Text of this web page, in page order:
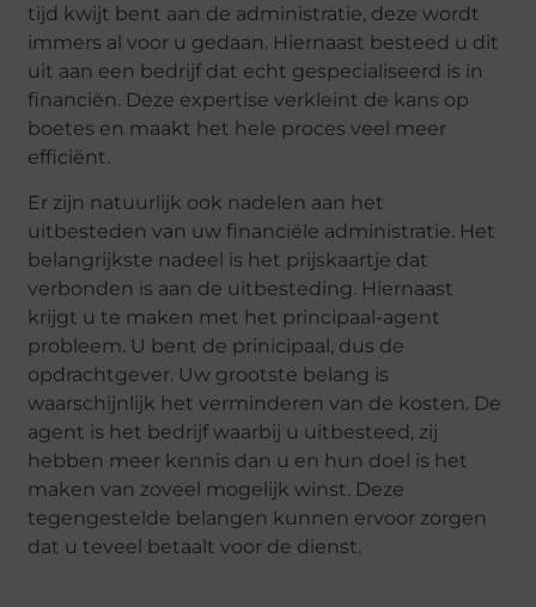
tijd kwijt bent aan de administratie, deze wordt
immers al voor u gedaan. Hiernaast besteed u dit
uit aan een bedrijf dat echt gespecialiseerd is in
financiën. Deze expertise verkleint de kans op
boetes en maakt het hele proces veel meer
efficiënt.
Er zijn natuurlijk ook nadelen aan het
uitbesteden van uw financiële administratie. Het
belangrijkste nadeel is het prijskaartje dat
verbonden is aan de uitbesteding. Hiernaast
krijgt u te maken met het principaal-agent
probleem. U bent de prinicipaal, dus de
opdrachtgever. Uw grootste belang is
waarschijnlijk het verminderen van de kosten. De
agent is het bedrijf waarbij u uitbesteed, zij
hebben meer kennis dan u en hun doel is het
maken van zoveel mogelijk winst. Deze
tegengestelde belangen kunnen ervoor zorgen
dat u teveel betaalt voor de dienst.